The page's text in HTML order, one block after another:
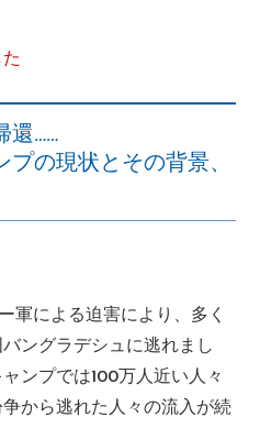
還……
の現状とその背景、
軍による迫害により、多く
ングラデシュに逃れまし
ンプでは100万人近い人々
から逃れた人々の流入が続